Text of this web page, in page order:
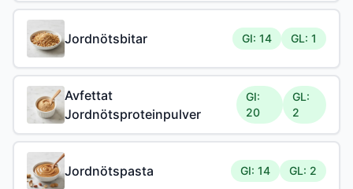
Jordnötsbitar GI: 14 GL: 1
Avfettat
Jordnötsproteinpulver
GI:
20
GL:
2
Jordnötspasta GI: 14 GL: 2